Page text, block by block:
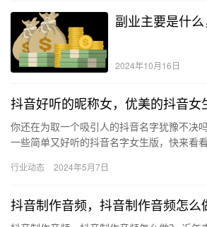
副业主要是什
2024年10月16日
抖音好听的昵称女，优美的抖音女
你还在为取一个吸引人的抖音名字犹豫不决
一些简单又好听的抖音名字女生版，快来看
少女…
行业动态 2024年5月7日
抖音制作音频，抖音制作音频怎么